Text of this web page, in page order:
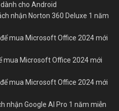
cho Android
nhận Norton 360 Deluxe 1 năm
để mua Microsoft Office 2024 mới
mua Microsoft Office 2024 mới
để mua Microsoft Office 2024 mới
nhận Google AI Pro 1 năm miễn